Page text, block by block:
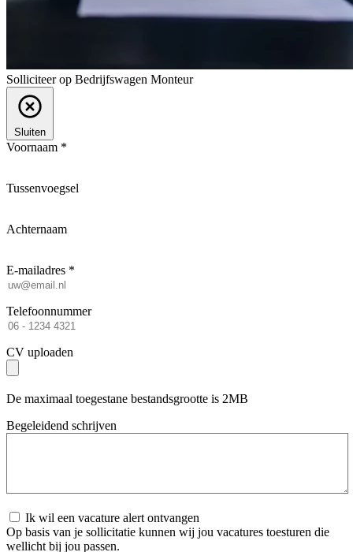
Solliciteer op Bedrijfswagen Monteur
Sluiten
Voornaam *
Tussenvoegsel
Achternaam
E-mailadres *
Telefoonnummer
CV uploaden
De maximaal toegestane bestandsgrootte is 2MB
Begeleidend schrijven
Ik wil een vacature alert ontvangen
Op basis van je sollicitatie kunnen wij jou vacatures toesturen die
wellicht bij jou passen.